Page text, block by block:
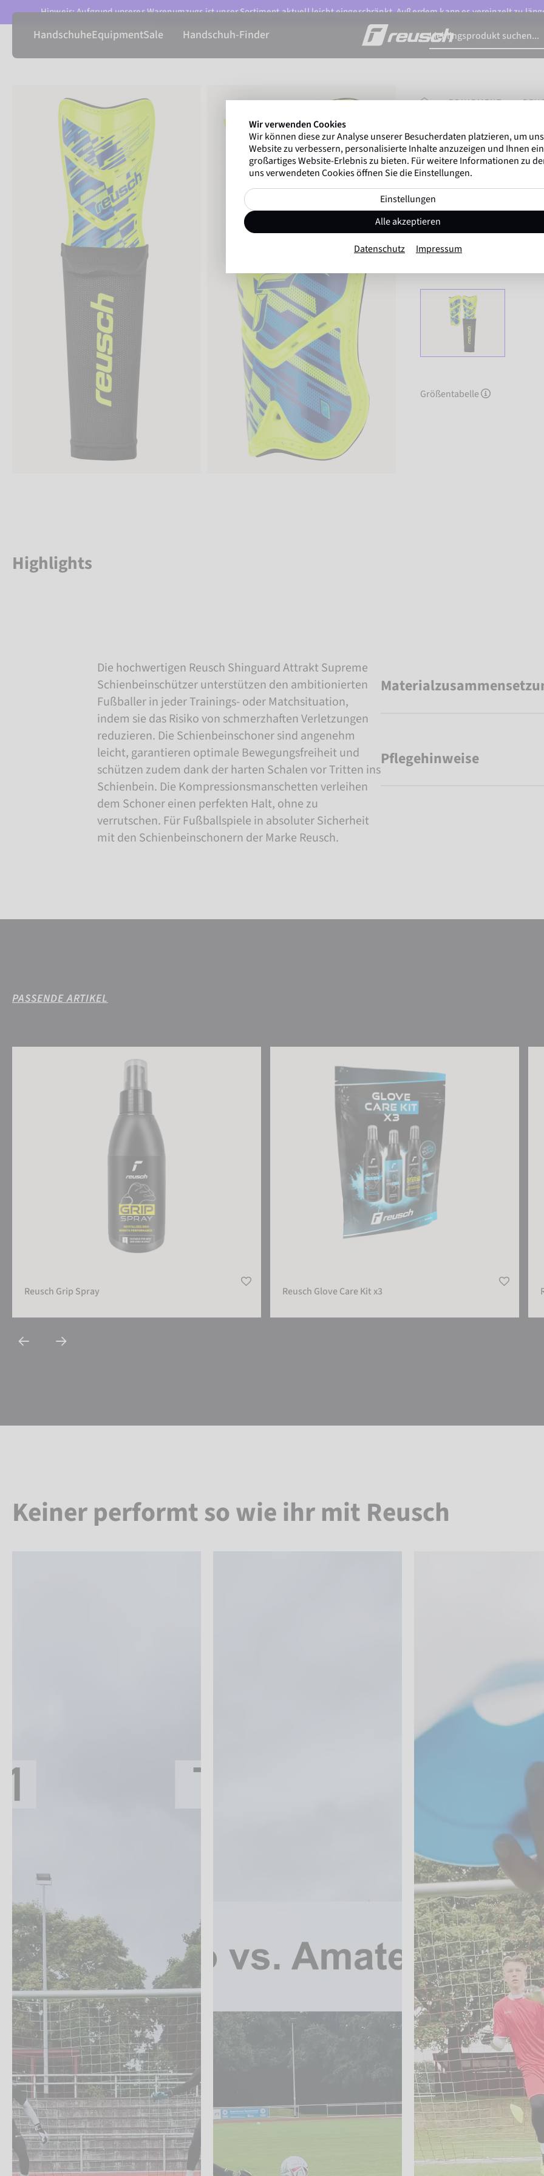
Hinweis: Aufgrund unseres Warenumzugs ist unser Sortiment aktuell leicht eingeschränkt. Außerdem kann es vereinzelt zu
HandschuheEquipmentSale Handschuh-Finder
STARTSEITEEQUIPMENT
Gregor Kobel
ersten nationalen Ligen
Reusch
Artikel-Nr. 5177040
Größentabelle
Highlights
Die hochwertigen Reusch Shinguard Attrakt Supreme
Schienbeinschützer unterstützen den ambitionierten
Fußballer in jeder Trainings- oder Matchsituation,
indem sie das Risiko von schmerzhaften Verletzungen
reduzieren. Die Schienbeinschoner sind angenehm
leicht, garantieren optimale Bewegungsfreiheit und
schützen zudem dank der harten Schalen vor Tritten ins
Schienbein. Die Kompressionsmanschetten verleihen
dem Schoner einen perfekten Halt, ohne zu
verrutschen. Für Fußballspiele in absoluter Sicherheit
mit den Schienbeinschonern der Marke Reusch.
Pflegehinweise
PASSENDE ARTIKEL
Reusch Grip Spray Reusch Glove Care Kit x3
Keiner performt so wie ihr mit Reusch
Wir verwenden Cookies
Wir können diese zur Analyse unserer Besucherdaten platzieren, um
Website zu verbessern, personalisierte Inhalte anzuzeigen und Ihnen ein
großartiges Website-Erlebnis zu bieten. Für weitere Informationen zu
uns verwendeten Cookies öffnen Sie die Einstellungen.
Einstellungen
Alle akzeptieren
Datenschutz Impressum